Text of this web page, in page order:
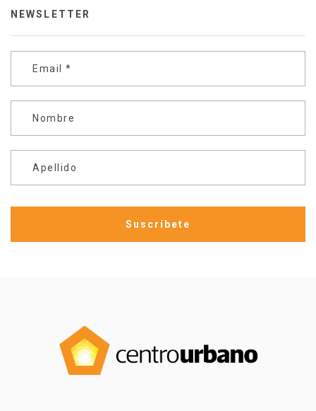
NEWSLETTER
Email *
Nombre
Apellido